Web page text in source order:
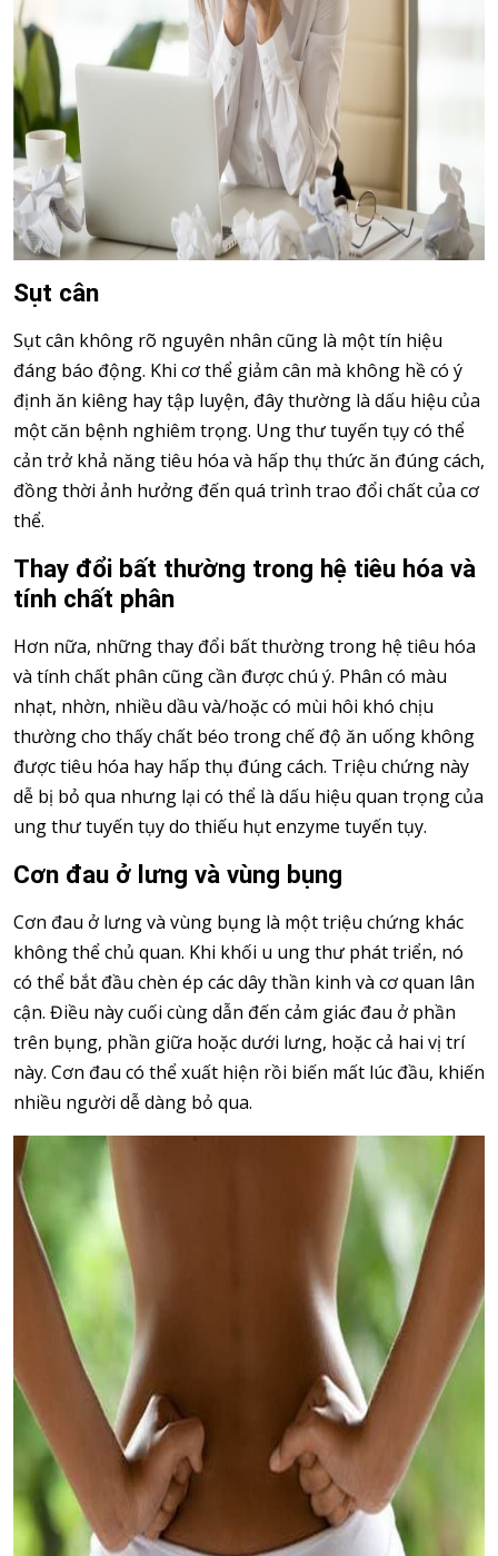
Sụt cân
Sụt cân không rõ nguyên nhân cũng là một tín hiệu
đáng báo động. Khi cơ thể giảm cân mà không hề có ý
định ăn kiêng hay tập luyện, đây thường là dấu hiệu của
một căn bệnh nghiêm trọng. Ung thư tuyến tụy có thể
cản trở khả năng tiêu hóa và hấp thụ thức ăn đúng cách,
đồng thời ảnh hưởng đến quá trình trao đổi chất của cơ
thể.
Thay đổi bất thường trong hệ tiêu hóa và
tính chất phân
Hơn nữa, những thay đổi bất thường trong hệ tiêu hóa
và tính chất phân cũng cần được chú ý. Phân có màu
nhạt, nhờn, nhiều dầu và/hoặc có mùi hôi khó chịu
thường cho thấy chất béo trong chế độ ăn uống không
được tiêu hóa hay hấp thụ đúng cách. Triệu chứng này
dễ bị bỏ qua nhưng lại có thể là dấu hiệu quan trọng của
ung thư tuyến tụy do thiếu hụt enzyme tuyến tụy.
Cơn đau ở lưng và vùng bụng
Cơn đau ở lưng và vùng bụng là một triệu chứng khác
không thể chủ quan. Khi khối u ung thư phát triển, nó
có thể bắt đầu chèn ép các dây thần kinh và cơ quan lân
cận. Điều này cuối cùng dẫn đến cảm giác đau ở phần
trên bụng, phần giữa hoặc dưới lưng, hoặc cả hai vị trí
này. Cơn đau có thể xuất hiện rồi biến mất lúc đầu, khiến
nhiều người dễ dàng bỏ qua.